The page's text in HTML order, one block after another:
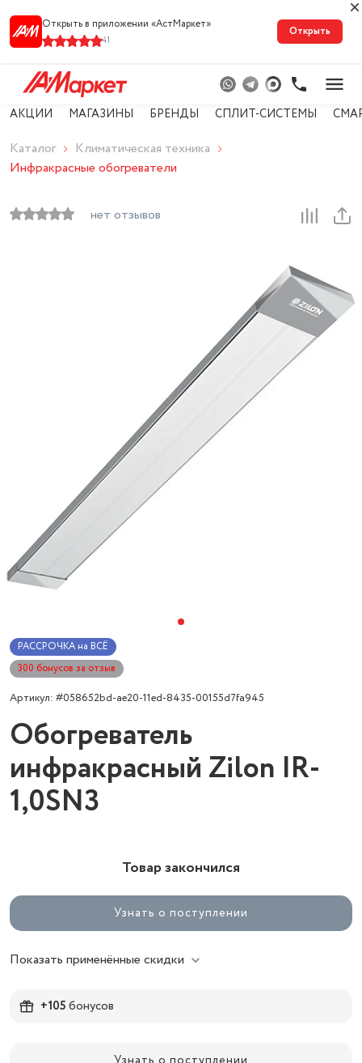
Открыть в приложении «АстМарке‪т‬»
41
Открыть
АКЦИИ МАГАЗИНЫ БРЕНДЫ СПЛИТ-СИСТЕМЫ
Каталог
Климатическая техника
Инфракрасные обогреватели
нет отзывов
РАССРОЧКА на ВСЁ
300 бонусов за отзыв
Артикул: #058652bd-ae20-11ed-8435-00155d7fa945
Обогреватель
инфракрасный Zilon IR-
1,0SN3
Товар закончился
Узнать о поступлении
Показать применённые скидки
+105бонусов